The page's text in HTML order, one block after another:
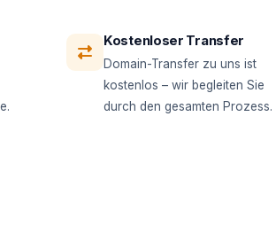
Kostenloser Transfer
Domain-Transfer zu uns ist
kostenlos – wir begleiten Sie
durch den gesamten Prozess.